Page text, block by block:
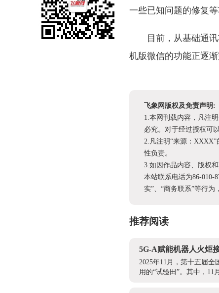
一些已知问题的修复等
目前，从基础通
机版微信的功能正逐
飞象网版权及免责声明:
1.本网刊载内容，凡注
必究。对于经过授权可
2.凡注明“来源：
性负责。
3.如因作品内容、版权
本站联系电话为86-010-
实”、“商务联系”等行为
推荐阅读
5G-A赋能机器人火炬
2025年11月，第十五届
用的“试验田”。其中，11